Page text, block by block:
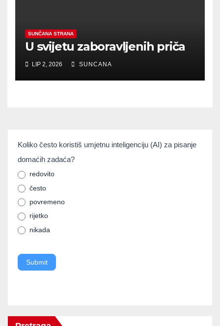
SUNČANA STRANA
U svijetu zaboravljenih priča
LIP 2, 2026 SUNCANA
umjetnainteligencija
Koliko često koristiš umjetnu inteligenciju (AI) za pisanje
domaćih zadaća?
redovito
često
povremeno
rijetko
nikada
Submit
If you
are
human,
leave
this
field
blank.